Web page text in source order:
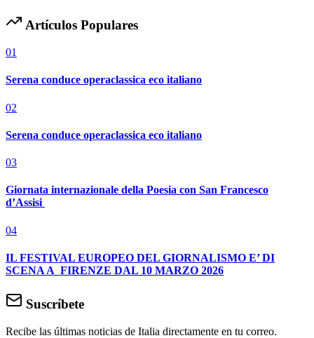
Artículos Populares
01
Serena conduce operaclassica eco italiano
02
Serena conduce operaclassica eco italiano
03
Giornata internazionale della Poesia con San Francesco
d’Assisi
04
IL FESTIVAL EUROPEO DEL GIORNALISMO E’ DI
SCENA A FIRENZE DAL 10 MARZO 2026
Suscríbete
Recibe las últimas noticias de Italia directamente en tu correo.